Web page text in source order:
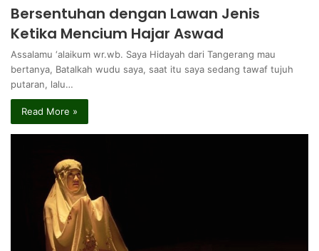
Bersentuhan dengan Lawan Jenis
Ketika Mencium Hajar Aswad
Assalamu ‘alaikum wr.wb. Saya Hidayah dari Tangerang mau
bertanya, Batalkah wudu saya, saat itu saya sedang tawaf tujuh
putaran, lalu…
Read More »